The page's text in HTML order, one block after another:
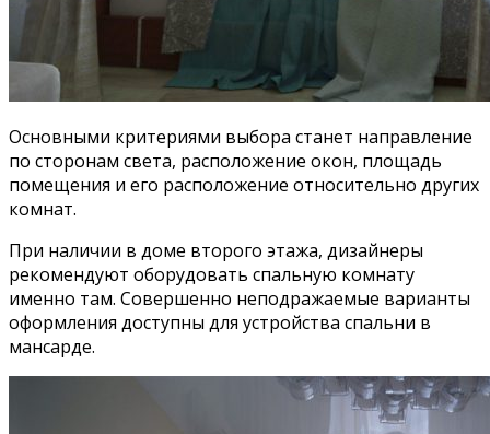
Основными критериями выбора станет направление
по сторонам света, расположение окон, площадь
помещения и его расположение относительно других
комнат.
При наличии в доме второго этажа, дизайнеры
рекомендуют оборудовать спальную комнату
именно там. Совершенно неподражаемые варианты
оформления доступны для устройства спальни в
мансарде.